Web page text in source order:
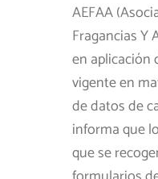
AEFAA
Fragancias Y
en aplicación
vigente en
de datos de
informa que
que se